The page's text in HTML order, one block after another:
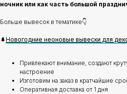
ночник или как часть большой
Больше вывесок в тематике👇
🌲Новогодние неоновые вывески для
Привлекают внимание, создают
настроение
Изготовим на заказ в кратчайшие
Оперативная доставка от 1 дня